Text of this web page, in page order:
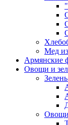
Мед
Армянские
Овощи и
Овощи